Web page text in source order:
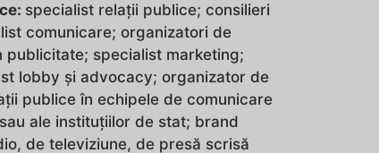
specialist relații publice; consilieri
comunicare; organizatori de
publicitate; specialist marketing;
lobby și advocacy; organizator de
publice în echipele de comunicare
ale instituțiilor de stat; brand
de televiziune, de presă scrisă